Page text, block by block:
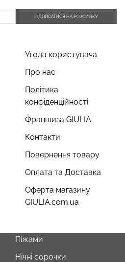
ПІДПИСАТИСЯ НА РОЗСИЛКУ
Угода користувача
Про нас
Політика
конфіденційності
Франшиза GIULIA
Контакти
Повернення товару
Оплата та Доставка
Оферта магазину
GIULIA.com.ua
Піжами
Нічні сорочки
CAMI TOP RIB white (білий)
Giulia
ефектом безшовні
TRACKS SHAPE black
(чорний) Giulia